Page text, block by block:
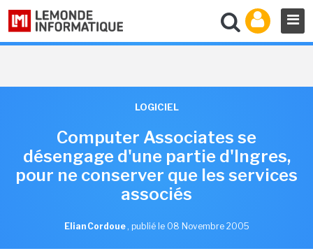
LOGICIEL
Computer Associates se
désengage d'une partie d'Ingres,
pour ne conserver que les services
associés
Elian Cordoue , publié le 08 Novembre 2005